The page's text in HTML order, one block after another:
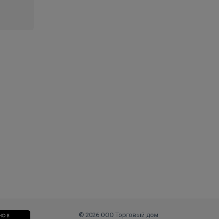
© 2026 ООО Торговый дом